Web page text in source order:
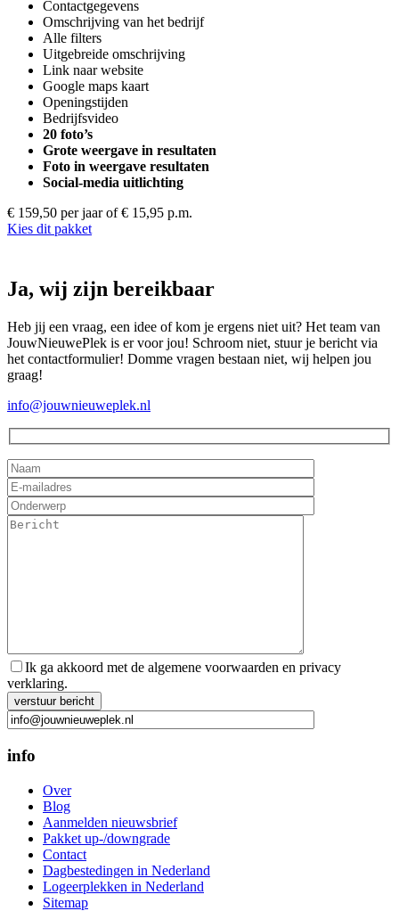
Contactgegevens
Omschrijving van het bedrijf
Alle filters
Uitgebreide omschrijving
Link naar website
Google maps kaart
Openingstijden
Bedrijfsvideo
20 foto’s
Grote weergave in resultaten
Foto in weergave resultaten
Social-media uitlichting
€ 159,50 per jaar of € 15,95 p.m.
Kies dit pakket
Ja, wij zijn bereikbaar
Heb jij een vraag, een idee of kom je ergens niet uit? Het team van
JouwNieuwePlek is er voor jou! Schroom niet, stuur je bericht via
het contactformulier! Domme vragen bestaan niet, wij helpen jou
graag!
info@jouwnieuweplek.nl
Ik ga akkoord met de algemene voorwaarden en privacy
verklaring.
Gelieve dit veld leeg te laten.
info
Over
Blog
Aanmelden nieuwsbrief
Pakket up-/downgrade
Contact
Dagbestedingen in Nederland
Logeerplekken in Nederland
Sitemap